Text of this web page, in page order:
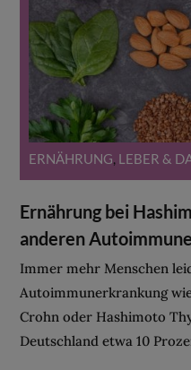
ERNÄHRUNG LEBER &
Ernährung bei
anderen
Immer mehr Menschen
Autoimmunerkrankung
Crohn oder Hashimoto
Deutschland etwa 10